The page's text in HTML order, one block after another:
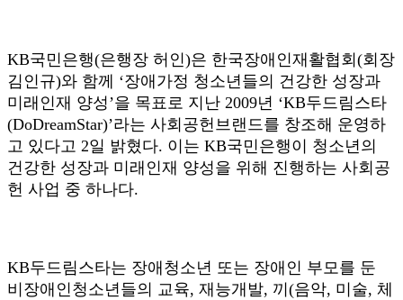
KB국민은행(은행장 허인)은 한국장애인재활협회(회장
김인규)와 함께 ‘장애가정 청소년들의 건강한 성장과
미래인재 양성’을 목표로 지난 2009년 ‘KB두드림스타
(DoDreamStar)’라는 사회공헌브랜드를 창조해 운영하
고 있다고 2일 밝혔다. 이는 KB국민은행이 청소년의
건강한 성장과 미래인재 양성을 위해 진행하는 사회공
헌 사업 중 하나다.
KB두드림스타는 장애청소년 또는 장애인 부모를 둔
비장애인청소년들의 교육, 재능개발, 끼(음악, 미술, 체